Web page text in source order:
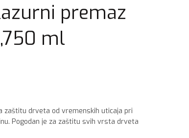
premaz
ml
zaštitu drveta od vremenskih uticaja pri
Pogodan je za zaštitu svih vrsta drveta